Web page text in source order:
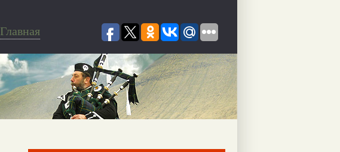
Главная